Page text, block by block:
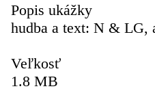
Popis ukážky
hudba a text: N & LG,
Veľkosť
1.8 MB